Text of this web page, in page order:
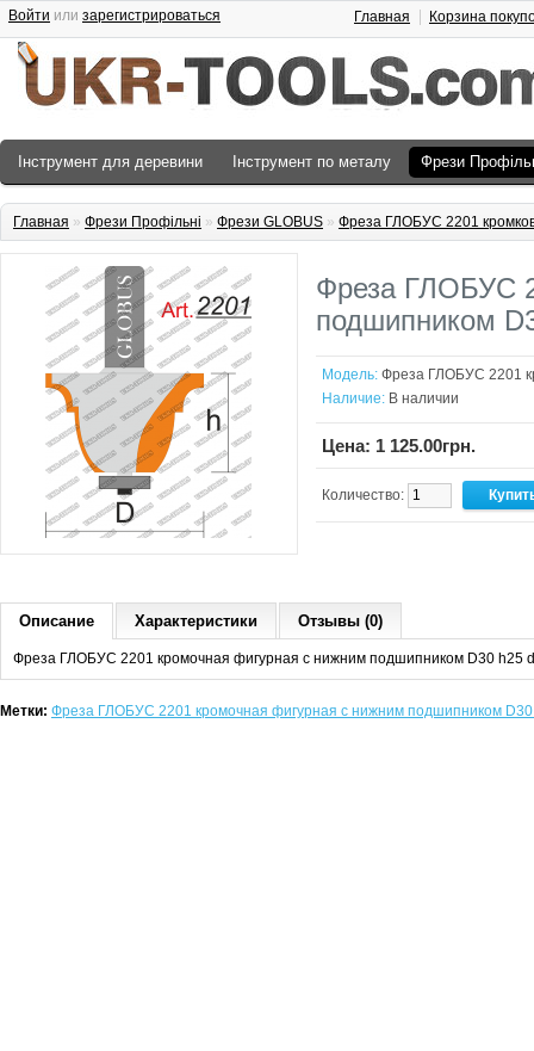
Войти или зарегистрироваться Главная Корзина
Інструмент для деревини Інструмент по металу Фрези
Главная » Фрези Профільні » Фрези GLOBUS » Фреза ГЛОБУС 2201
Фреза ГЛОБУС
подшипником
Модель: Фреза ГЛОБУС 2201
Наличие: В наличии
Цена: 1 125.00грн.
Количество:
Описание Характеристики Отзывы (0)
Фреза ГЛОБУС 2201 кромочная фигурная с нижним подшипником D30 h25
Метки: Фреза ГЛОБУС 2201 кромочная фигурная с нижним подшипником